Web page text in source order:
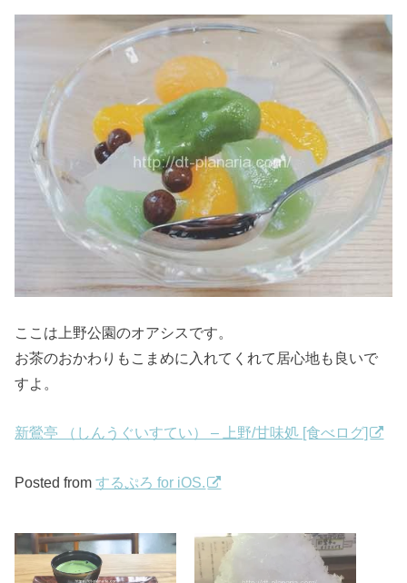
ここは上野公園のオアシスです。
お茶のおかわりもこまめに入れてくれて居心地も良いで
すよ。
新鶯亭 （しんうぐいすてい） – 上野/甘味処 [食べログ]
Posted fromするぷろ for iOS.